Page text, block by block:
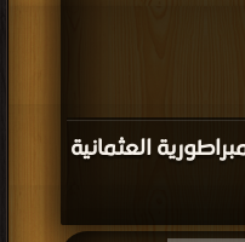
العثمانية